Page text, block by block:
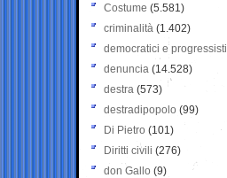
Costume (5.581)
criminalità (1.402)
democratici e progressisti
denuncia (14.528)
destra (573)
destradipopolo (99)
Di Pietro (101)
Diritti civili (276)
don Gallo (9)